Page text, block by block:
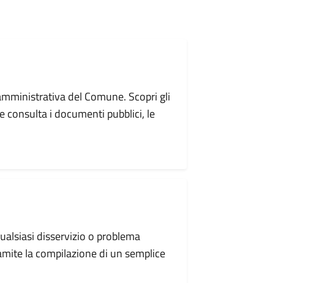
del Comune. Scopri gli
consulta i documenti pubblici, le
disservizio o problema
la compilazione di un semplice